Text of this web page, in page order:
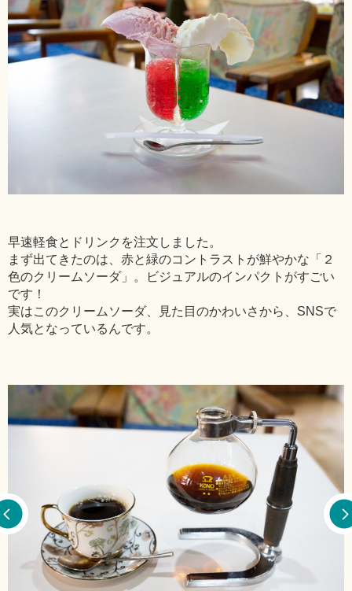
早速軽食とドリンクを注文しました。
まず出てきたのは、赤と緑のコントラストが鮮やかな「２
色のクリームソーダ」。ビジュアルのインパクトがすごい
です！
実はこのクリームソーダ、見た目のかわいさから、SNSで
人気となっているんです。